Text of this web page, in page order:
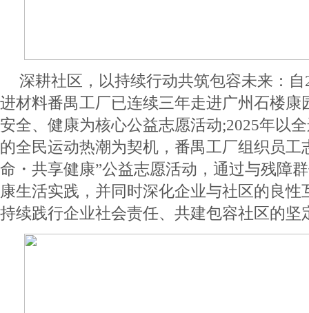
深耕社区，以持续行动共筑包容未来：
进材料番禺工厂已连续三年走进广州石楼康
安全、健康为核心公益志愿活动;2025年以
的全民运动热潮为契机，番禺工厂组织员工
命・共享健康”公益志愿活动，通过与残障
康生活实践，并同时深化企业与社区的良性
持续践行企业社会责任、共建包容社区的坚